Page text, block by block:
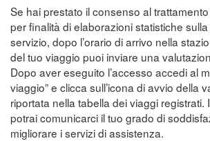
Se hai prestato il consenso al
per finalità di elaborazioni statistiche
servizio, dopo l’orario di arrivo nella
del tuo viaggio puoi inviare una
Dopo aver eseguito l’accesso accedi al
viaggio” e clicca sull’icona di avvio della
riportata nella tabella dei viaggi registrati.
potrai comunicarci il tuo grado di
migliorare i servizi di assistenza.